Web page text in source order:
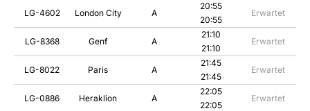
LG-4602 London City A
20:55
20:55
Erwartet
LG-8368 Genf A
21:10
21:10
Erwartet
LG-8022 Paris A
21:45
21:45
Erwartet
LG-0886 Heraklion A
22:05
22:05
Erwartet